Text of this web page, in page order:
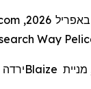
Way
Blaizeירדה ב-12% ב-28